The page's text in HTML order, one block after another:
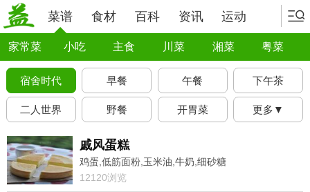
菜谱 食材 百科 资讯 运动
家常菜 小吃 主食 川菜 湘菜 粤菜
宿舍时代 早餐 午餐 下午茶
二人世界 野餐 开胃菜 更多▼
戚风蛋糕
鸡蛋,低筋面粉,玉米油,牛奶,细砂糖
12120浏览